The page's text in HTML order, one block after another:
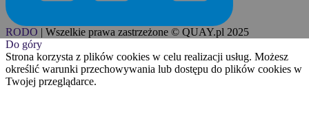
RODO | Wszelkie prawa zastrzeżone © QUAY.pl 2025
Do góry
Strona korzysta z plików cookies w celu realizacji usług. Możesz
określić warunki przechowywania lub dostępu do plików cookies w
Twojej przeglądarce.